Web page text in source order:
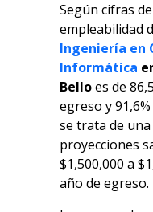
Según cifras de
empleabilidad
Ingeniería en
Informática
Belloes de
egreso y
se trata de
proyecciones
$1,500,000 a
año de egreso.